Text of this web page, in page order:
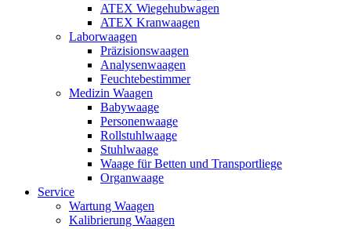
ATEX Wiegehubwagen
ATEX Kranwaagen
Laborwaagen
Präzisionswaagen
Analysenwaagen
Feuchtebestimmer
Medizin Waagen
Babywaage
Personenwaage
Rollstuhlwaage
Stuhlwaage
Waage für Betten und Transportliege
Organwaage
Service
Wartung Waagen
Kalibrierung Waagen